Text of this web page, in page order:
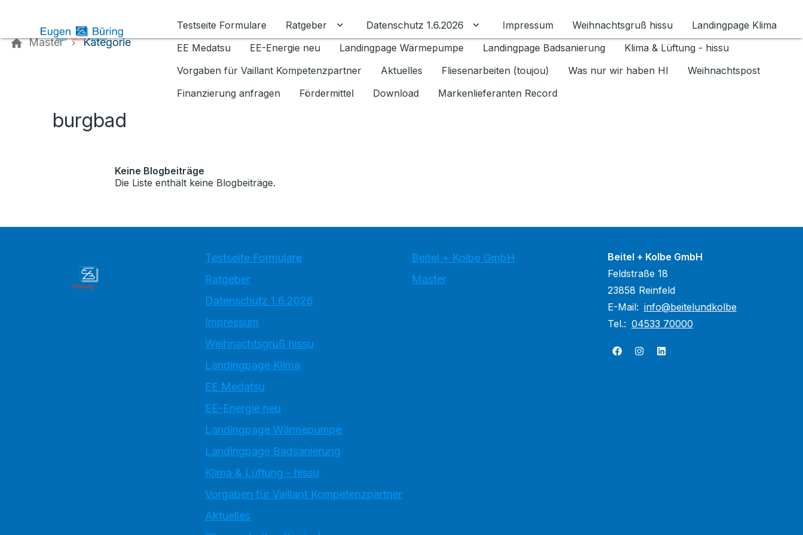
Testseite Formulare
Ratgeber Untermenü für Ratgeber umschalten
Datenschutz 1.6.2026 Untermenü für Datenschutz 1.6.2026 umschalten
Impressum Weihnachtsgruß hissu
Landingpage Klima
EE Medatsu
EE-Energie neu Landingpage Wärmepumpe Landingpage Badsanierung
Klima & Lüftung - hissu
Vorgaben für Vaillant Kompetenzpartner
Aktuelles Fliesenarbeiten (toujou) Was nur wir haben HI
Weihnachtspost
Finanzierung anfragen
Fördermittel Download Markenlieferanten Record
Master Kategorie
burgbad
Keine Blogbeiträge
Die Liste enthält keine Blogbeiträge.
Testseite Formulare
Ratgeber
Datenschutz 1.6.2026
Impressum
Weihnachtsgruß hissu
Landingpage Klima
EE Medatsu
EE-Energie neu
Landingpage Wärmepumpe
Landingpage Badsanierung
Klima & Lüftung - hissu
Vorgaben für Vaillant Kompetenzpartner
Aktuelles
Beitel + Kolbe GmbH
Master
Beitel + Kolbe GmbH
Feldstraße 18
23858 Reinfeld
E-Mail: info@beitelundkolbe
Tel.: 04533 70000